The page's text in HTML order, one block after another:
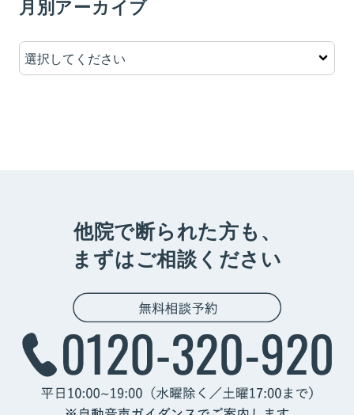
月別アーカイブ
他院で断られた方も、
まずはご相談ください